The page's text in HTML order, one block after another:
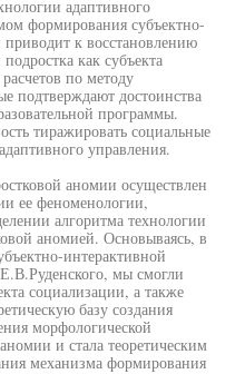
адаптивного
формирования субъектно-
к восстановлению
как субъекта
по методу
подтверждают достоинства
программы.
тиражировать социальные
управления.
аномии осуществлен
ее феноменологии,
алгоритма технологии
аномией. Основываясь, в
интерактивной
мы смогли
социализации, а также
базу создания
морфологической
и стала теоретическим
механизма формирования